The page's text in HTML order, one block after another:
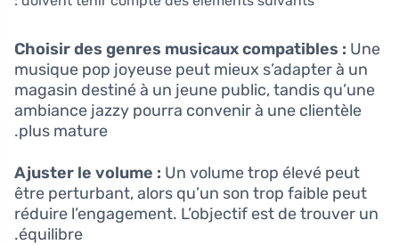
Choisir des genres musicaux compatibles : Une
musique pop joyeuse peut mieux s’adapter à un
magasin destiné à un jeune public, tandis qu’une
ambiance jazzy pourra convenir à une clientèle
plus mature.
Ajuster le volume : Un volume trop élevé peut
être perturbant, alors qu’un son trop faible peut
réduire l’engagement. L’objectif est de trouver un
équilibre.